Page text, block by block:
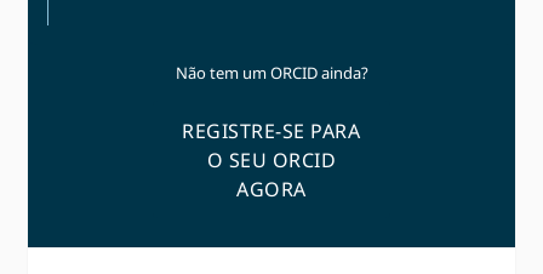
Não tem um ORCID ainda?
REGISTRE-SE PARA
O SEU ORCID
AGORA